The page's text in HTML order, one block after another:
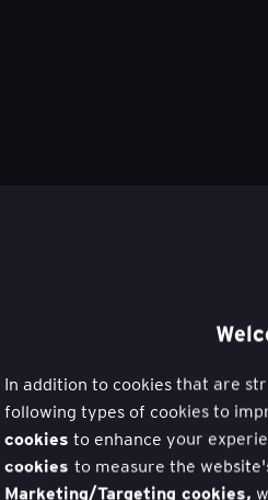
In addition to cookies that are
following types of cookies to
cookies to enhance your
cookies to measure the
Marketing/Targeting cookies,